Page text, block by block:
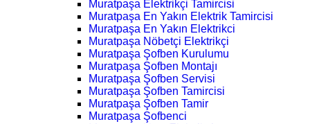
Muratpaşa Elektrikçi Tamircisi
Muratpaşa En Yakın Elektrik Tamircisi
Muratpaşa En Yakın Elektrikci
Muratpaşa Nöbetçi Elektrikçi
Muratpaşa Şofben Kurulumu
Muratpaşa Şofben Montajı
Muratpaşa Şofben Servisi
Muratpaşa Şofben Tamircisi
Muratpaşa Şofben Tamir
Muratpaşa Şofbenci